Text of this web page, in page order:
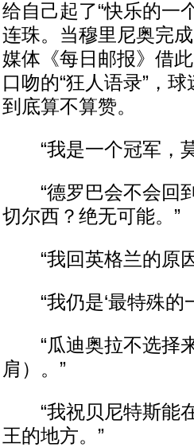
给自己起了“快乐的一
连珠。当穆里尼奥完
媒体《每日邮报》借
口吻的“狂人语录”，
到底算不算赞。
“我是一个冠军，莫
“德罗巴会不会回到
切尔西？绝无可能。”
“我回英格兰的原因
“我仍是‘最特殊的
“瓜迪奥拉不选择来
肩）。”
“我祝贝尼特斯能在
王的地方。”